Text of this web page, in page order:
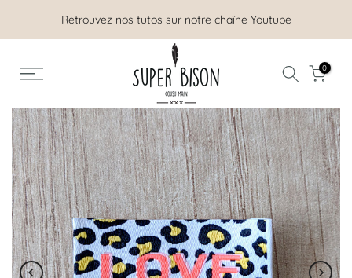
Retrouvez nos tutos sur notre chaîne Youtube
0